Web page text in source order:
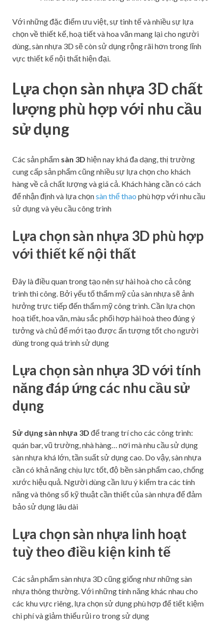
Với những đặc điểm ưu việt, sự tinh tế và nhiều sự lựa
chọn về thiết kế, hoạ tiết và hoa văn mang lại cho người
dùng, sàn nhựa 3D sẽ còn sử dụng rộng rãi hơn trong lĩnh
vực thiết kế nội thất hiện đại.
Lựa chọn sàn nhựa 3D chất
lượng phù hợp với nhu cầu
sử dụng
Các sản phẩm sàn 3D hiện nay khá đa dạng, thị trường
cung cấp sản phẩm cũng nhiều sự lựa chọn cho khách
hàng về cả chất lượng và giá cả. Khách hàng cần có cách
để nhận định và lựa chọnsàn thể thao phù hợp với nhu cầu
sử dụng và yêu cầu công trình
Lựa chọn sàn nhựa 3D phù hợp
với thiết kế nội thất
Đây là điều quan trong tạo nên sự hài hoà cho cả công
trình thi công. Bởi yếu tố thẩm mỹ của sàn nhựa sẽ ảnh
hưởng trực tiếp đến thẩm mỹ công trình. Cần lựa chọn
hoạ tiết, hoa văn, màu sắc phối hợp hài hoà theo đúng ý
tưởng và chủ để mới tạo được ấn tượng tốt cho người
dùng trong quá trình sử dụng
Lựa chọn sàn nhựa 3D với tính
năng đáp ứng các nhu cầu sử
dụng
Sử dụng sàn nhựa 3D để trang trí cho các công trình:
quán bar, vũ trường, nhà hàng… nơi mà nhu cầu sử dụng
sàn nhựa khá lớn, tần suất sử dụng cao. Do vậy, sàn nhựa
cần có khả năng chịu lực tốt, độ bền sàn phẩm cao, chống
xước hiệu quả. Người dùng cần lưu ý kiểm tra các tính
năng và thông số kỹ thuật cần thiết của sàn nhựa để đảm
bảo sử dụng lâu dài
Lựa chọn sàn nhựa linh hoạt
tuỳ theo điều kiện kinh tế
Các sản phẩm sàn nhựa 3D cũng giống như những sàn
nhựa thông thường. Với những tính năng khác nhau cho
các khu vực riêng, lựa chọn sử dụng phù hợp để tiết kiệm
chi phí và giảm thiểu rủi ro trong sử dụng